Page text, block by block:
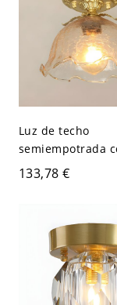
Luz de techo
semiempotrada
de ámbar y
vidrio craquelado
133,78 €